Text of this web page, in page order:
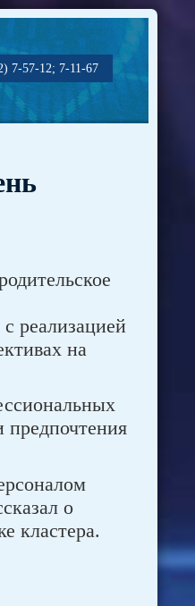
7-57-12; 7-11-67
реализацией
на
о
кластера.